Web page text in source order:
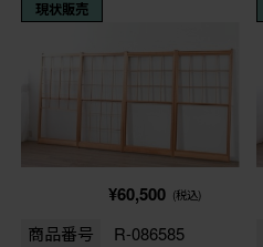
現状販売
¥60,500 (税込)
商品番号 R-086585